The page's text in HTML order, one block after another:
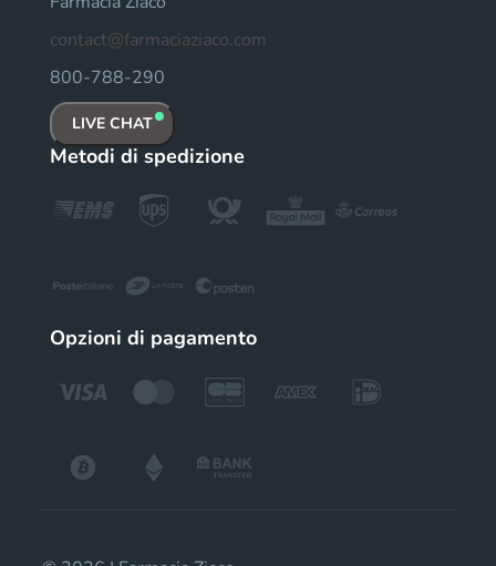
contact@farmaciaziaco.com
800-788-290
LIVE CHAT
Metodi di spedizione
Opzioni di pagamento